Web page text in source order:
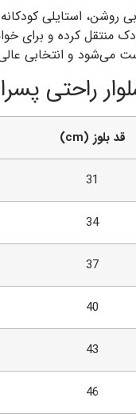
روشن، استایلی
کرده و برای
می‌شود و انتخابی
راحتی
قد بلوز (cm)
31
34
37
40
43
46